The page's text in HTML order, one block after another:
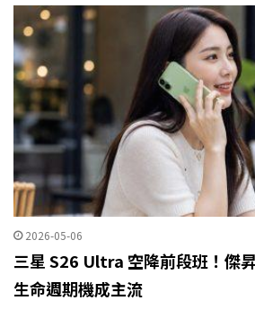
2026-05-06
三星 S26 Ultra 空降前段班！傑
生命週期機成主流